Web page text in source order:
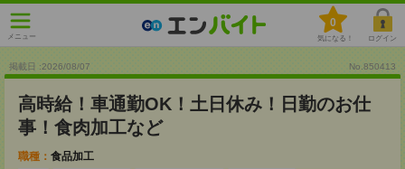
メニュー
0
気になる！ ログイン
掲載日 :2026/08/07 No.850413
高時給！車通勤OK！土日休み！日勤のお仕
事！食肉加工など
職種： 食品加工